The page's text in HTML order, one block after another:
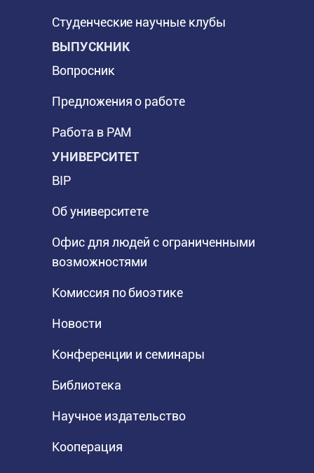
Студенческие научные клубы
ВЫПУСКНИК
Вопросник
Предложения о работе
Работа в PAM
УНИВЕРСИТЕТ
BIP
Об университете
Офис для людей с ограниченными
возможностями
Комиссия по биоэтике
Новости
Конференции и семинары
Библиотека
Научное издательство
Кооперация